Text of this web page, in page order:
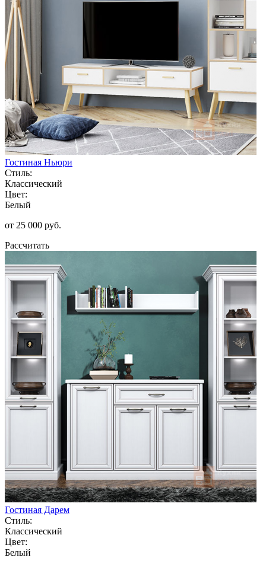
Гостиная Ньюри
Стиль:
Классический
Цвет:
Белый
от 25 000 руб.
Рассчитать
Гостиная Дарем
Стиль:
Классический
Цвет:
Белый